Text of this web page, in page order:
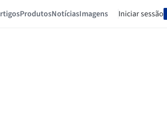
ProdutosNotíciasImagens Iniciar sessão